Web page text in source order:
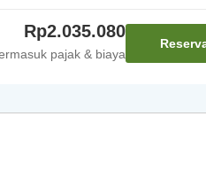
Rp2.035.080
pajak & biaya